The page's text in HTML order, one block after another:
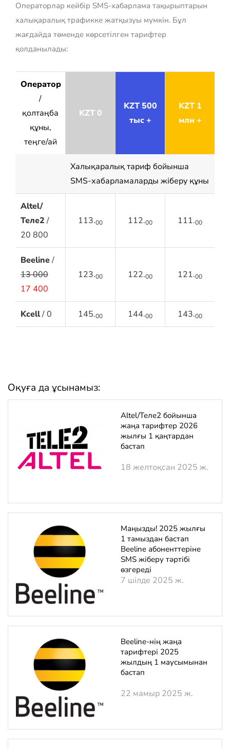
Операторлар кейбір SMS-хабарлама тақырыптарын
халықаралық трафикке жатқызуы мүмкін. Бұл
жағдайда төменде көрсетілген тарифтер
қолданылады:
Оператор
/
қолтаңба
құны,
теңге/ай
KZT 0
KZT 500
тыс +
KZT 1
млн +
Халықаралық тариф бойынша
SMS-хабарламаларды жіберу құны
Altel/
Теле2/
20 800
113.00 112.00 111.00
Beeline/
13 000
17 400
123.00 122.00 121.00
Kcell/ 0 145.00 144.00 143.00
Оқуға да ұсынамыз:
Altel/Теле2 бойынша
жаңа тарифтер 2026
жылғы 1 қаңтардан
бастап
18 желтоқсан 2025 ж.
Маңызды! 2025 жылғы
1 тамыздан бастап
Beeline абоненттеріне
SMS жіберу тәртібі
өзгереді
7 шілде 2025 ж.
Beeline-нің жаңа
тарифтері 2025
жылдың 1 маусымынан
бастап
22 мамыр 2025 ж.